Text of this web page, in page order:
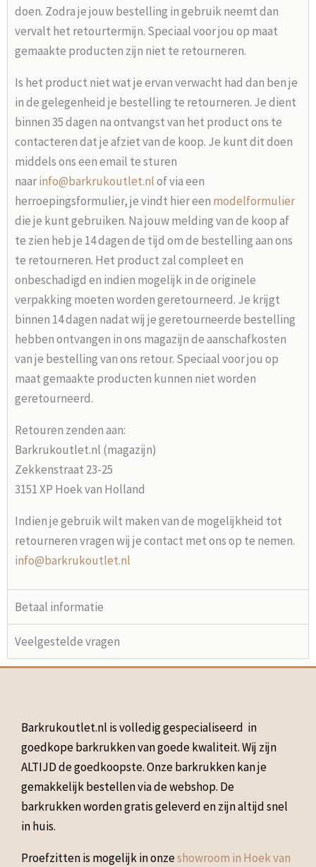
doen. Zodra je jouw bestelling in gebruik neemt dan
vervalt het retourtermijn. Speciaal voor jou op maat
gemaakte producten zijn niet te retourneren.
Is het product niet wat je ervan verwacht had dan ben je
in de gelegenheid je bestelling te retourneren. Je dient
binnen 35 dagen na ontvangst van het product ons te
contacteren dat je afziet van de koop. Je kunt dit doen
middels ons een email te sturen
naarinfo@barkrukoutlet.nlof via een
herroepingsformulier, je vindt hier een modelformulier
die je kunt gebruiken. Na jouw melding van de koop af
te zien heb je 14 dagen de tijd om de bestelling aan ons
te retourneren. Het product zal compleet en
onbeschadigd en indien mogelijk in de originele
verpakking moeten worden geretourneerd. Je krijgt
binnen 14 dagen nadat wij je geretourneerde bestelling
hebben ontvangen in ons magazijn de aanschafkosten
van je bestelling van ons retour. Speciaal voor jou op
maat gemaakte producten kunnen niet worden
geretourneerd.
Retouren zenden aan:
Barkrukoutlet.nl (magazijn)
Zekkenstraat 23-25
3151 XP Hoek van Holland
Indien je gebruik wilt maken van de mogelijkheid tot
retourneren vragen wij je contact met ons op te nemen.
info@barkrukoutlet.nl
Betaal informatie
Veelgestelde vragen
Barkrukoutlet.nl is volledig gespecialiseerd in
goedkope barkrukken van goede kwaliteit. Wij zijn
ALTIJD de goedkoopste. Onze barkrukken kan je
gemakkelijk bestellen via de webshop. De
barkrukken worden gratis geleverd en zijn altijd snel
in huis.
Proefzitten is mogelijk in onzeshowroom in Hoek van